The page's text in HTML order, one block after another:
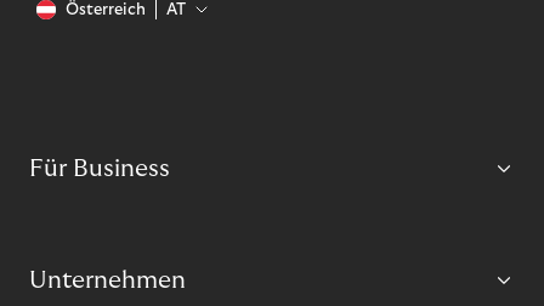
Österreich AT
Für Business
Unternehmen